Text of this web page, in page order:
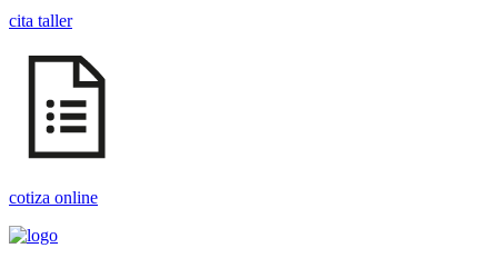
cita taller
cotiza online